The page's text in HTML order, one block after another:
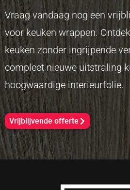
Vraag vandaag nog een
voor keuken wrappen.
keuken zonder ingrijpende
compleet nieuwe uitstraling
hoogwaardige interieurfolie.
Vrijblijvende offerte